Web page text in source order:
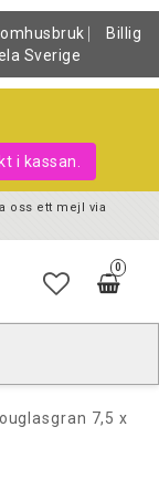
⎸ Billig
Sverige
i kassan.
oss ett mejl via
0
7,5 x